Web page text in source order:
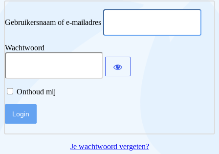
Gebruikersnaam of e-mailadres
Wachtwoord
Onthoud mij
Je wachtwoord vergeten?